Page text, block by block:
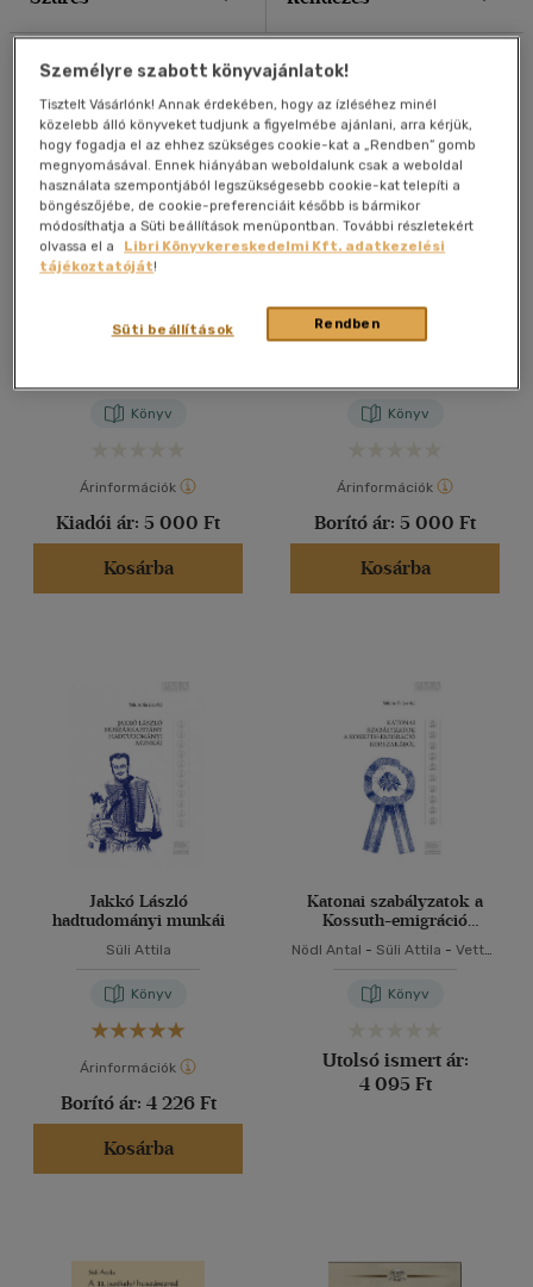
40 db / oldal
Alkalmaz
Összesen8db
A 17. (Bocskai) huszárezred
története
Könyv
Árinformációk
Kiadói ár: 5 000 Ft
Kosárba
Dercsényi László és
Dercsényi Kálmán
alatti tevékenységükről
Könyv
Árinformációk
Borító ár: 5 000 Ft
Kosárba
Jakkó László
hadtudományi munkái
Süli Attila
Könyv
Árinformációk
Borító ár: 4 226 Ft
Kosárba
Katonai szabályzatok a
Kossuth-emigráció
Nödl Antal - Süli Attila - Vetter
Könyv
Utolsó ismert ár:
4 095 Ft
Személyre szabott könyvajánlatok!
Tisztelt Vásárlónk! Annak érdekében, hogy az ízléséhez minél
közelebb álló könyveket tudjunk a figyelmébe ajánlani, arra kérjük,
hogy fogadja el az ehhez szükséges cookie-kat a „Rendben” gomb
megnyomásával. Ennek hiányában weboldalunk csak a weboldal
használata szempontjából legszükségesebb cookie-kat telepíti a
böngészőjébe, de cookie-preferenciáit később is bármikor
módosíthatja a Süti beállítások menüpontban. További részletekért
olvassa el a
Libri Könyvkereskedelmi Kft. adatkezelési
tájékoztatóját!
Rendben
Süti beállítások